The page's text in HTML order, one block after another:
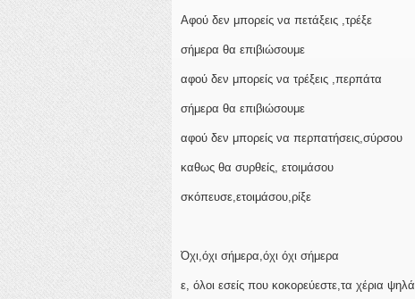
Αφού δεν μπορείς να πετάξεις ,τρέξε
σήμερα θα επιβιώσουμε
αφού δεν μπορείς να τρέξεις ,περπάτα
σήμερα θα επιβιώσουμε
αφού δεν μπορείς να περπατήσεις,σύρσου
καθως θα συρθείς, ετοιμάσου
σκόπευσε,ετοιμάσου,ρίξε
Όχι,όχι σήμερα,όχι όχι σήμερα
ε, όλοι εσείς που κοκορεύεστε,τα χέρια ψηλά